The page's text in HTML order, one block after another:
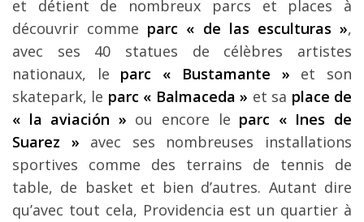
et détient de nombreux parcs et places à
découvrir comme parc « de las esculturas »,
avec ses 40 statues de célèbres artistes
nationaux, le parc « Bustamante » et son
skatepark, le parc « Balmaceda » et sa place de
« la aviación » ou encore le parc « Ines de
Suarez » avec ses nombreuses installations
sportives comme des terrains de tennis de
table, de basket et bien d’autres. Autant dire
qu’avec tout cela, Providencia est un quartier à